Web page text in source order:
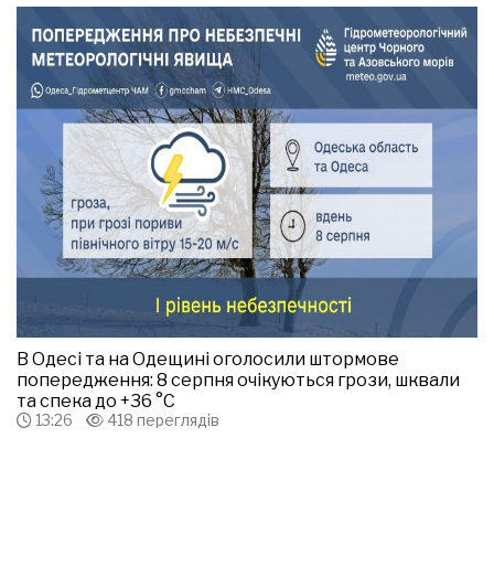
В Одесі та на Одещині оголосили штормове
попередження: 8 серпня очікуються грози, шквали
та спека до +36 °С
13:26 418 переглядів